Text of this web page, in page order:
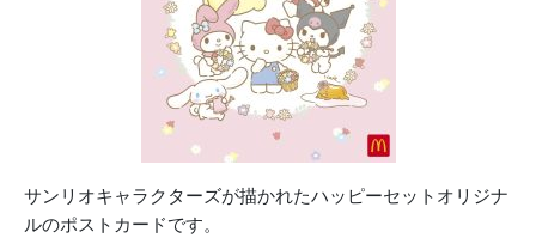
サンリオキャラクターズが描かれたハッピーセットオリジナ
ルのポストカードです。